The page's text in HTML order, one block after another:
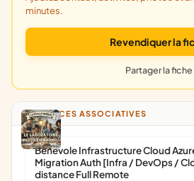
minutes.
Revendiquer la
Partager la fiche
ANNONCES ASSOCIATIVES
Bénévole Infrastructure Cloud
Migration Auth [Infra / DevOps /
distance Full Remote